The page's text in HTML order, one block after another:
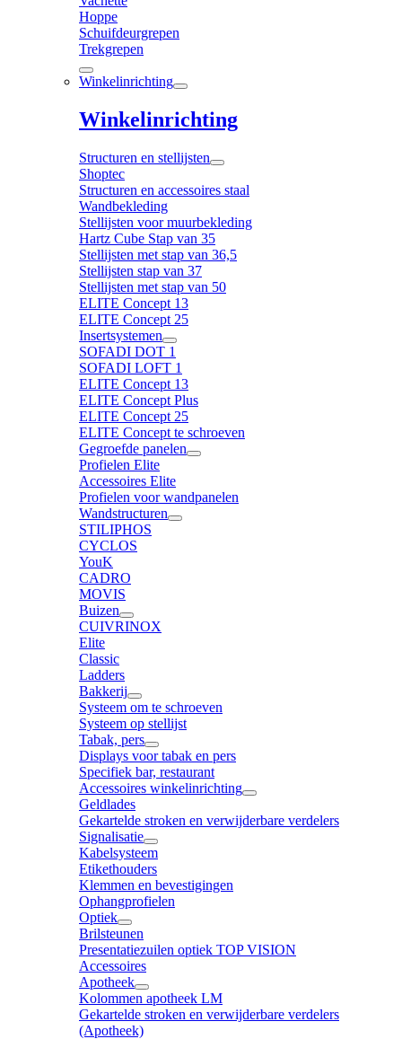
Hoppe
Schuifdeurgrepen
Trekgrepen
Winkelinrichting
Winkelinrichting
Structuren en stellijsten
Shoptec
Structuren en accessoires staal
Wandbekleding
Stellijsten voor muurbekleding
Hartz Cube Stap van 35
Stellijsten met stap van 36,5
Stellijsten stap van 37
Stellijsten met stap van 50
ELITE Concept 13
ELITE Concept 25
Insertsystemen
SOFADI DOT 1
SOFADI LOFT 1
ELITE Concept 13
ELITE Concept Plus
ELITE Concept 25
ELITE Concept te schroeven
Gegroefde panelen
Profielen Elite
Accessoires Elite
Profielen voor wandpanelen
Wandstructuren
STILIPHOS
CYCLOS
YouK
CADRO
MOVIS
Buizen
CUIVRINOX
Elite
Classic
Ladders
Bakkerij
Systeem om te schroeven
Systeem op stellijst
Tabak, pers
Displays voor tabak en pers
Specifiek bar, restaurant
Accessoires winkelinrichting
Geldlades
Gekartelde stroken en verwijderbare verdelers
Signalisatie
Kabelsysteem
Etikethouders
Klemmen en bevestigingen
Ophangprofielen
Optiek
Brilsteunen
Presentatiezuilen optiek TOP VISION
Accessoires
Apotheek
Kolommen apotheek LM
Gekartelde stroken en verwijderbare verdelers
(Apotheek)